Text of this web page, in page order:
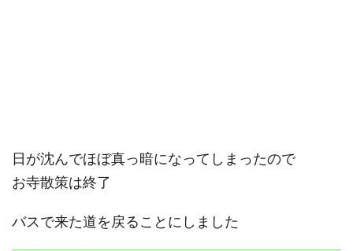
日が沈んでほぼ真っ暗になってしまったので
お寺散策は終了
バスで来た道を戻ることにしました